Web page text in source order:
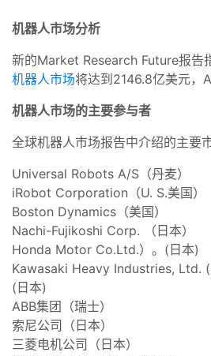
机器人市场分析
新的Market Research Future报告
机器人市场将达到2146.8亿美元，
机器人市场的主要参与者
全球机器人市场报告中介绍的主要
Universal Robots A/S（丹麦）
iRobot Corporation（U. S.美国）
Boston Dynamics（美国）
Nachi-Fujikoshi Corp. （日本）
Honda Motor Co.Ltd.）。(日本)
Kawasaki Heavy Industries, Ltd.
(日本)
ABB集团（瑞士）
索尼公司（日本）
三菱电机公司（日本）